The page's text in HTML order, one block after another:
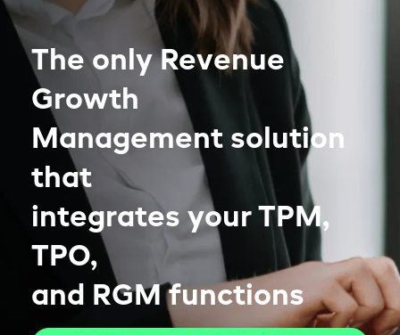
The only Revenue
Growth
Management solution
that
integrates your TPM,
TPO,
and RGM functions